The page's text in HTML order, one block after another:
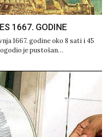
1667. GODINE
1667. godine oko 8 sati i 45
je pustošan…